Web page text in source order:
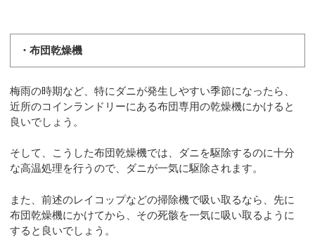
・布団乾燥機
梅雨の時期など、特にダニが発生しやすい季節になったら、
近所のコインランドリーにある布団専用の乾燥機にかけると
良いでしょう。
そして、こうした布団乾燥機では、ダニを駆除するのに十分
な高温処理を行うので、ダニが一気に駆除されます。
また、前述のレイコップなどの掃除機で吸い取るなら、先に
布団乾燥機にかけてから、その死骸を一気に吸い取るように
すると良いでしょう。